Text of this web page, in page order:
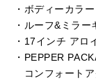
・ボディーカラ
・ルーフ&ミラ
・17インチ アロ
・PEPPER
コンフォートア